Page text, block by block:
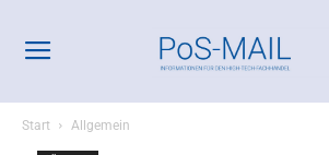
Start Allgemein